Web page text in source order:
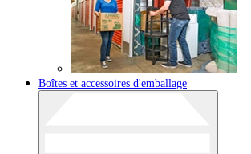
Boîtes et accessoires d'emballage